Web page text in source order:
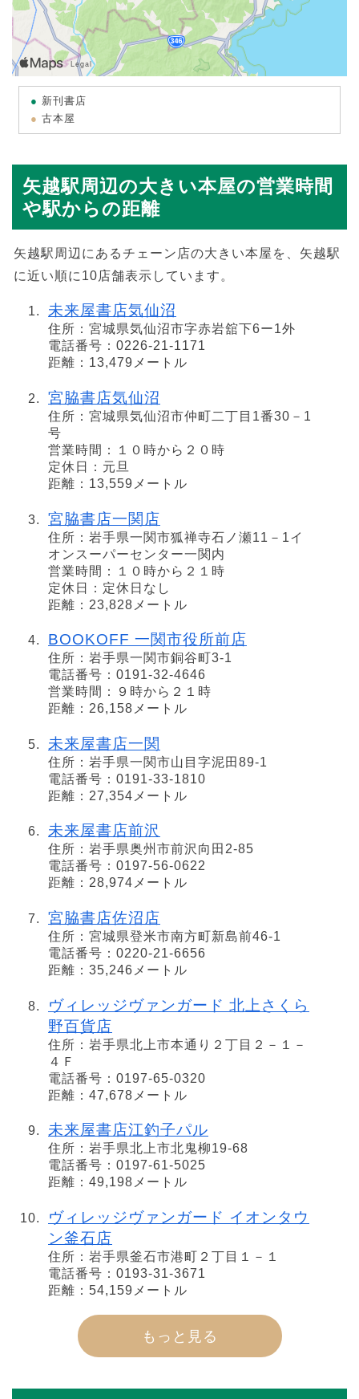
新刊書店
古本屋
矢越駅周辺の大きい本屋の営業時間
や駅からの距離
矢越駅周辺にあるチェーン店の大きい本屋を、矢越駅
に近い順に10店舗表示しています。
未来屋書店気仙沼
住所：宮城県気仙沼市字赤岩舘下6ー1外
電話番号：0226-21-1171
距離：13,479メートル
宮脇書店気仙沼
住所：宮城県気仙沼市仲町二丁目1番30－1
号
営業時間：１０時から２０時
定休日：元旦
距離：13,559メートル
宮脇書店一関店
住所：岩手県一関市狐禅寺石ノ瀬11－1イ
オンスーパーセンター一関内
営業時間：１０時から２１時
定休日：定休日なし
距離：23,828メートル
BOOKOFF 一関市役所前店
住所：岩手県一関市銅谷町3-1
電話番号：0191-32-4646
営業時間：９時から２１時
距離：26,158メートル
未来屋書店一関
住所：岩手県一関市山目字泥田89-1
電話番号：0191-33-1810
距離：27,354メートル
未来屋書店前沢
住所：岩手県奥州市前沢向田2-85
電話番号：0197-56-0622
距離：28,974メートル
宮脇書店佐沼店
住所：宮城県登米市南方町新島前46-1
電話番号：0220-21-6656
距離：35,246メートル
ヴィレッジヴァンガード 北上さくら
野百貨店
住所：岩手県北上市本通り２丁目２－１－
４Ｆ
電話番号：0197-65-0320
距離：47,678メートル
未来屋書店江釣子パル
住所：岩手県北上市北鬼柳19-68
電話番号：0197-61-5025
距離：49,198メートル
ヴィレッジヴァンガード イオンタウ
ン釜石店
住所：岩手県釜石市港町２丁目１－１
電話番号：0193-31-3671
距離：54,159メートル
もっと見る